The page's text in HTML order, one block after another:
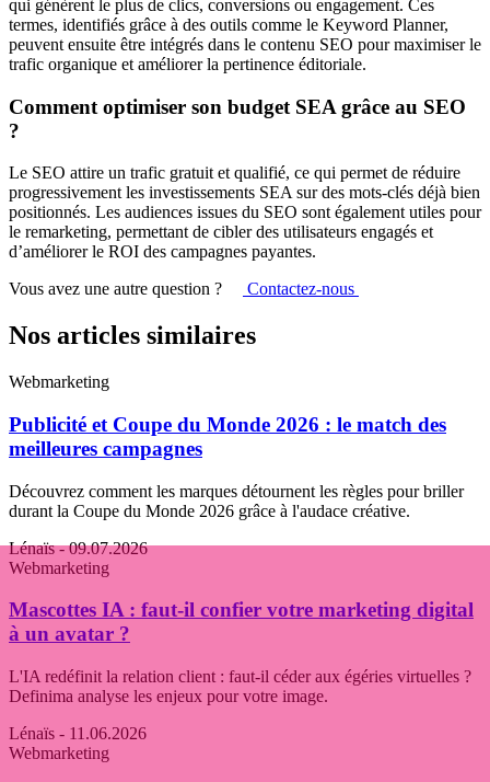
qui génèrent le plus de clics, conversions ou engagement. Ces
termes, identifiés grâce à des outils comme le Keyword Planner,
peuvent ensuite être intégrés dans le contenu SEO pour maximiser le
trafic organique et améliorer la pertinence éditoriale.
Comment optimiser son budget SEA grâce au SEO
?
Le SEO attire un trafic gratuit et qualifié, ce qui permet de réduire
progressivement les investissements SEA sur des mots-clés déjà bien
positionnés. Les audiences issues du SEO sont également utiles pour
le remarketing, permettant de cibler des utilisateurs engagés et
d’améliorer le ROI des campagnes payantes.
Vous avez une autre question ?
Contactez-nous
Nos articles similaires
Webmarketing
Publicité et Coupe du Monde 2026 : le match des
meilleures campagnes
Découvrez comment les marques détournent les règles pour briller
durant la Coupe du Monde 2026 grâce à l'audace créative.
Lénaïs- 09.07.2026
Webmarketing
Mascottes IA : faut-il confier votre marketing digital
à un avatar ?
L'IA redéfinit la relation client : faut-il céder aux égéries virtuelles ?
Definima analyse les enjeux pour votre image.
Lénaïs - 11.06.2026
Webmarketing